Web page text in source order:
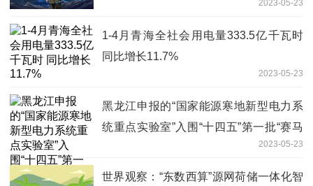
2023-05-23
1-4月青海全社会用电量333.5亿千瓦时
同比增长11.7%
2023-05-23
黑龙江申报的“国家能源寒地新型电力系
统重点实验室”入围“十四五”第一批“赛马
2023-05-23
世界观察：“东数西算”源网荷储一体化智